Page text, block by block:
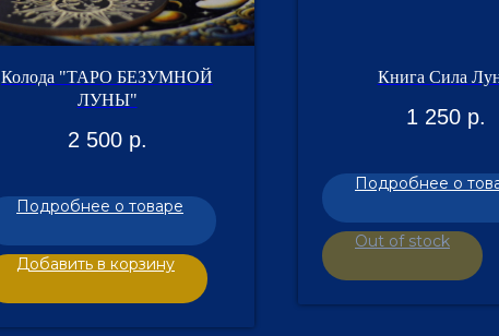
Колода "ТАРО БЕЗУМНОЙ
ЛУНЫ"
2 500 р.
Подробнее о товаре
Добавить в корзину
Книга Сила
1 250 р.
Подробнее о
Out of stock